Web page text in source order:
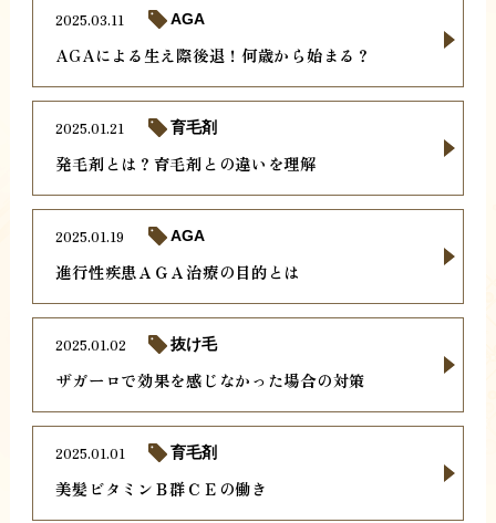
AGAによる生え際後退！何歳から始まる？
2025.03.11 AGA
発毛剤とは？育毛剤との違いを理解
2025.01.21 育毛剤
進行性疾患ＡＧＡ治療の目的とは
2025.01.19 AGA
ザガーロで効果を感じなかった場合の対策
2025.01.02 抜け毛
美髪ビタミンＢ群ＣＥの働き
2025.01.01 育毛剤